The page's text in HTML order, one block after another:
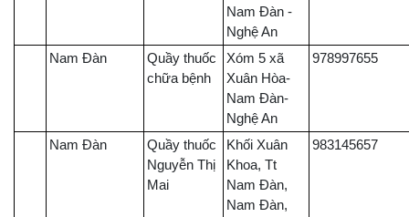
Nam Đàn -
Nghệ An
Nam Đàn
Quầy thuốc
chữa bệnh
Xóm 5 xã
Xuân Hòa-
Nam Đàn-
Nghệ An
978997655
Nam Đàn
Quầy thuốc
Nguyễn Thị
Mai
Khối Xuân
Khoa, Tt
Nam Đàn,
Nam Đàn,
983145657